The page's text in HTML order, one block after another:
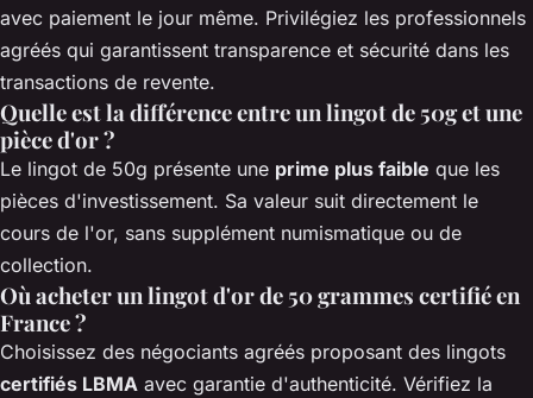
avec paiement le jour même. Privilégiez les professionnels
agréés qui garantissent transparence et sécurité dans les
transactions de revente.
Quelle est la différence entre un lingot de 50g et une
pièce d'or ?
Le lingot de 50g présente une prime plus faible que les
pièces d'investissement. Sa valeur suit directement le
cours de l'or, sans supplément numismatique ou de
collection.
Où acheter un lingot d'or de 50 grammes certifié en
France ?
Choisissez des négociants agréés proposant des lingots
certifiés LBMA avec garantie d'authenticité. Vérifiez la